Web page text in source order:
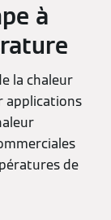
à
la chaleur
applications
de